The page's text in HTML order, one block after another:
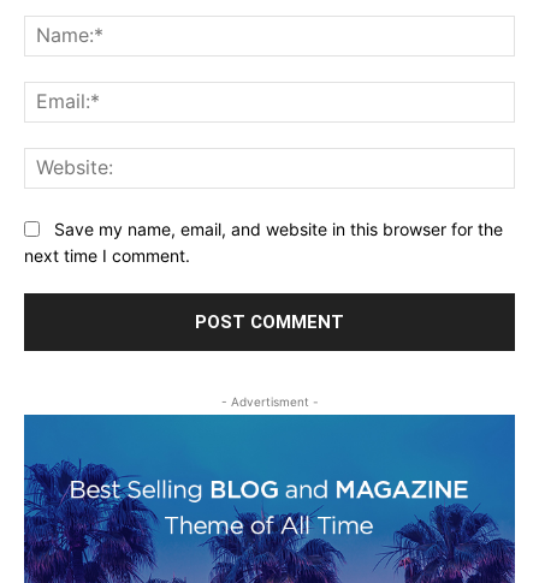
Save my name, email, and website in this browser for the
next time I comment.
- Advertisment -